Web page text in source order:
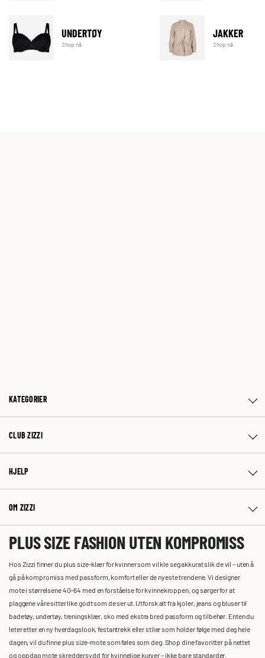
UNDERTØY
Shop nå
JAKKER
Shop nå
KATEGORIER
CLUB ZIZZI
HJELP
OM ZIZZI
PLUS SIZE FASHION UTEN KOMPROMISS
Hos Zizzi finner du plus size-klær for kvinner som vil kle seg akkurat slik de vil – uten å
gå på kompromiss med passform, komfort eller de nyeste trendene. Vi designer
mote i størrelsene 40–64 med en forståelse for kvinnekroppen, og sørger for at
plaggene våre sitter like godt som de ser ut. Utforsk alt fra kjoler, jeans og bluser til
badetøy, undertøy, treningsklær, sko med ekstra bred passform og tilbehør. Enten du
leter etter en ny hverdagslook, festantrekk eller stiler som holder følge med deg hele
dagen, vil du finne plus size-mote som føles som deg. Shop dine favoritter på nettet
og oppdag mote skreddersydd for kvinnelige kurver – ikke bare standarder.